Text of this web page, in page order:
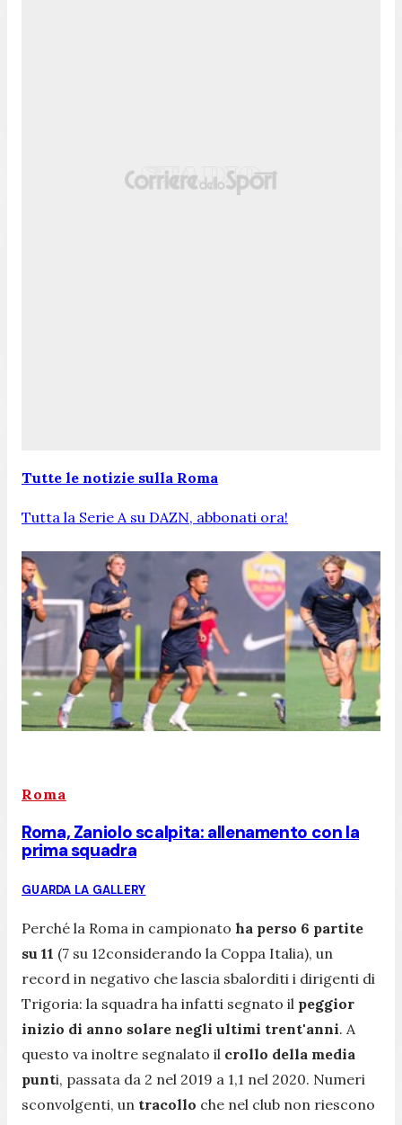
Tutte le notizie sulla Roma
Tutta la Serie A su DAZN, abbonati ora!
Roma
Roma, Zaniolo scalpita: allenamento con la
prima squadra
GUARDA LA GALLERY
Perché la Roma in campionato ha perso 6 partite
su 11 (7 su 12considerando la Coppa Italia), un
record in negativo che lascia sbalorditi i dirigenti di
Trigoria: la squadra ha infatti segnato il peggior
inizio di anno solare negli ultimi trent'anni. A
questo va inoltre segnalato il crollo della media
punti, passata da 2 nel 2019 a 1,1 nel 2020. Numeri
sconvolgenti, un tracollo che nel club non riescono